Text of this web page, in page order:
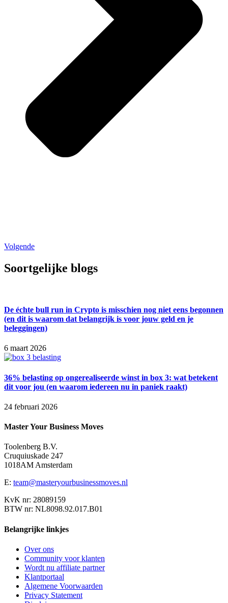
Volgende
Soortgelijke blogs
De échte bull run in Crypto is misschien nog niet eens begonnen
(en dit is waarom dat belangrijk is voor jouw geld en je
beleggingen)
6 maart 2026
36% belasting op ongerealiseerde winst in box 3: wat betekent
dit voor jou (en waarom iedereen nu in paniek raakt)
24 februari 2026
Master Your Business Moves
Toolenberg B.V.
Cruquiuskade 247
1018AM Amsterdam
E: team@masteryourbusinessmoves.nl
KvK nr: 28089159
BTW nr: NL8098.92.017.B01
Belangrijke linkjes
Over ons
Community voor klanten
Wordt nu affiliate partner
Klantportaal
Algemene Voorwaarden
Privacy Statement